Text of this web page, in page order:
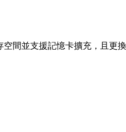
間並支援記憶卡擴充，且更